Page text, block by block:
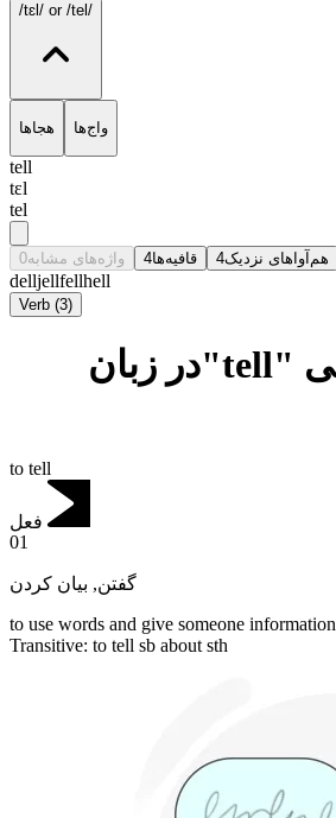
/tɛl/ or /tel/
هجاها واج‌ها
tell
tɛl
tel
واژه‌های مشابه0 قافیه‌ها4 هم‌آواهای نزدیک4
delljellfellhell
Verb (3)
تعریف و معنی "tell"در زبان
to tell
فعل
01
گفتن, بیان کردن
to use words and give someone information
Transitive: to tell sb about sth